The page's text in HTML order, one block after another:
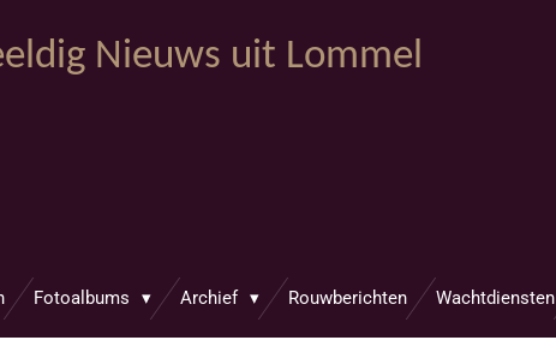
Nieuws uit Lommel
Fotoalbums Archief Rouwberichten Wachtdiensten